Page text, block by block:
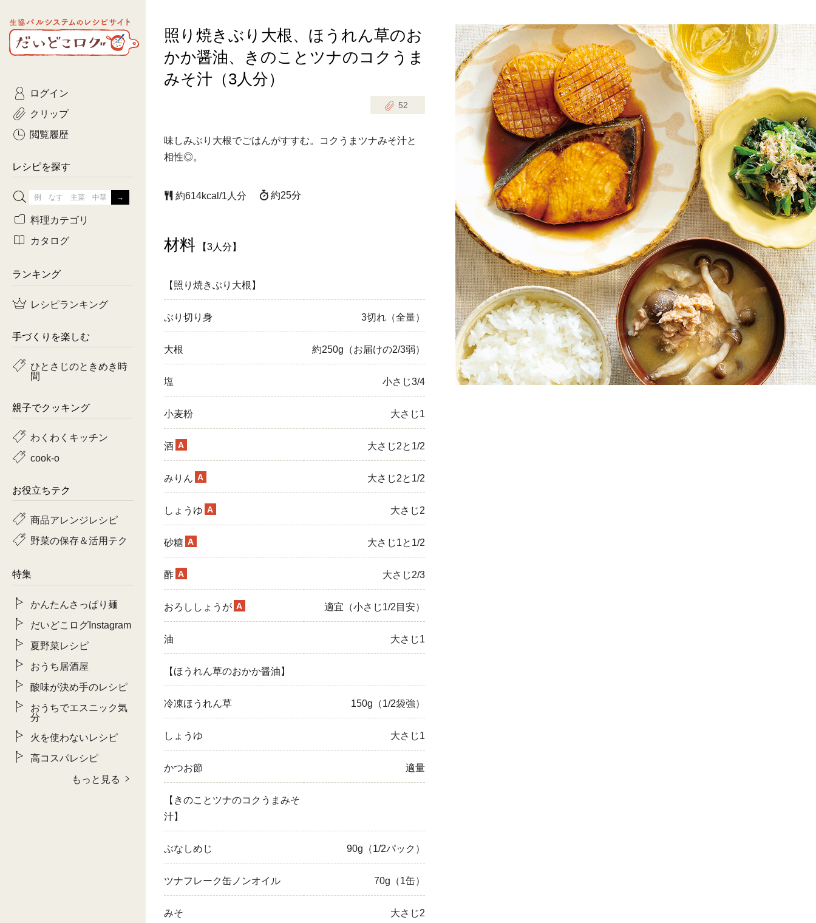
生協パルシステムのレシピ
サイト
だいどこログ
照り焼きぶり大根、ほうれん草のお
かか醤油、きのことツナのコクうま
みそ汁（3人分）
52
味しみぶり大根でごはんがすすむ。コクうまツナみそ汁と
相性◎。
約614kcal/1人分 約25分
材料 【3人分】
【照り焼きぶり大根】
ぶり切り身 3切れ（全量）
大根 約250g（お届けの2/3弱）
塩 小さじ3/4
小麦粉 大さじ1
酒 A 大さじ2と1/2
みりん A 大さじ2と1/2
しょうゆ A 大さじ2
砂糖 A 大さじ1と1/2
酢 A 大さじ2/3
おろししょうが A 適宜（小さじ1/2目安）
油 大さじ1
【ほうれん草のおかか醤油】
冷凍ほうれん草 150g（1/2袋強）
しょうゆ 大さじ1
かつお節 適量
【きのことツナのコクうまみそ
汁】
ぶなしめじ 90g（1/2パック）
ツナフレーク缶ノンオイル 70g（1缶）
みそ 大さじ2
ログイン
クリップ
閲覧履歴
レシピを探す
ひとさじのときめき時間
農家生まれの野菜レシピ
1歳半からの幼児食
有賀薫さんのスープ
鶏肉
アスパラガス
なす
料理カテゴリ
主菜 副菜
サラダ・あえもの
カタログ
コトコト
Kinari
ぷれーんぺいじ
ランキング
レシピランキング
手づくりを楽しむ
ひとさじのときめき時
間
親子でクッキング
わくわくキッチン
cook-o
お役立ちテク
商品アレンジレシピ
野菜の保存＆活用テク
特集
かんたんさっぱり麺
だいどこログInstagram
夏野菜レシピ
おうち居酒屋
酸味が決め手のレシピ
おうちでエスニック気
分
火を使わないレシピ
高コスパレシピ
もっと見る